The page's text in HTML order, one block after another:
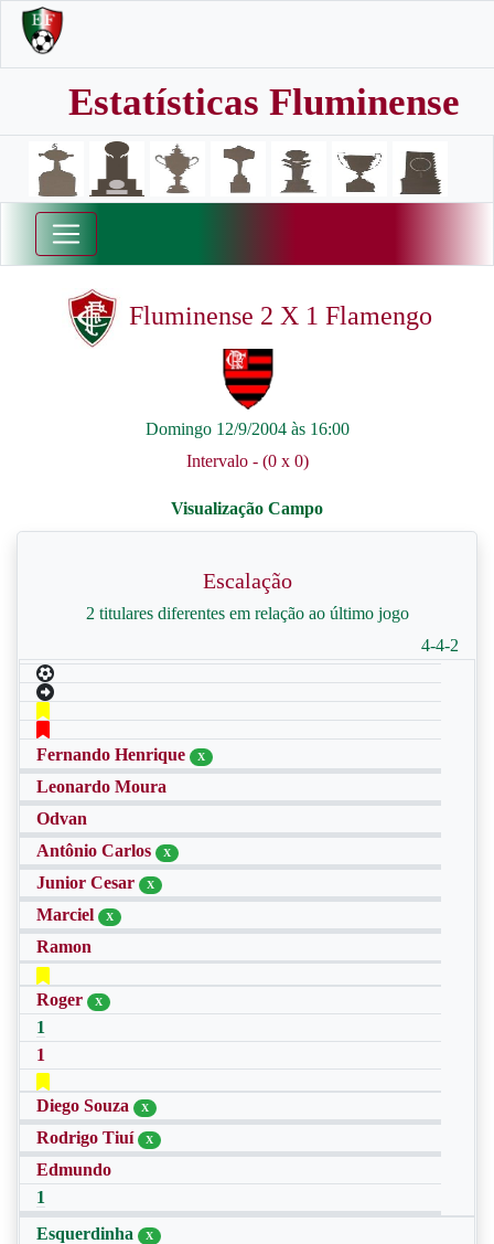
Estatísticas Fluminense
Fluminense 2 X 1 Flamengo
Domingo 12/9/2004 às 16:00
Intervalo - (0 x 0)
Escalação
2 titulares diferentes em relação ao último jogo
4-4-2
Fernando Henrique X
Leonardo Moura
Odvan
Antônio Carlos
X
Junior Cesar X
Marciel X
Ramon
Roger X
1
1
Diego Souza X
Rodrigo Tiuí X
Edmundo
1
Esquerdinha
X